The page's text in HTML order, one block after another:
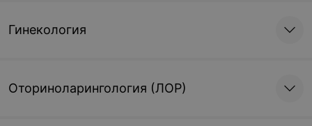
Гинекология
Оториноларингология (ЛОР)